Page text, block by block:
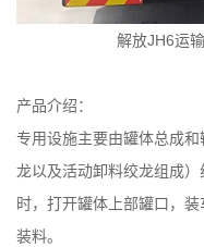
解放JH6运
产品介绍：
专用设施主要由罐体总成
龙以及活动卸料绞龙组成
时，打开罐体上部罐口，
装料。